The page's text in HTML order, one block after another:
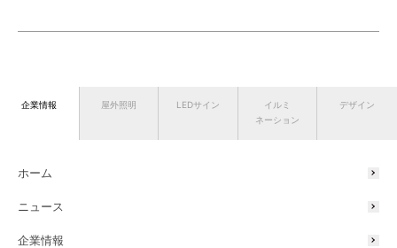
企業情報 屋外照明 LEDサイン
イルミ
ネーション
デザイン
ホーム
ニュース
企業情報